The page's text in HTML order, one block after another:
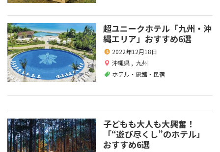
超ユニークホテル「九州・沖
縄エリア」おすすめ6選
2022年12月18日
沖縄県 , 九州
ホテル・旅館・民宿
子どもも大人も大興奮！
「“遊び尽くし”のホテル」
おすすめ6選